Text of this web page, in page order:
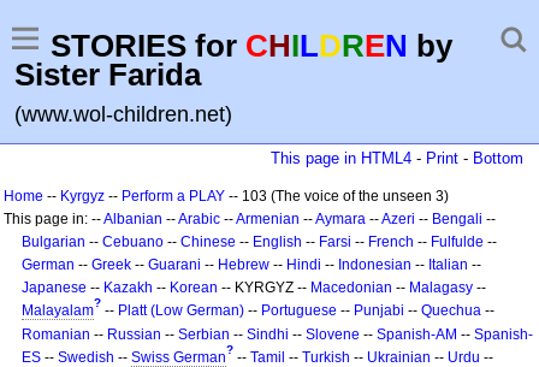
STORIES for CHILDREN by
Sister Farida
(www.wol-children.net)
This page in HTML4 - Print - Bottom
Home -- Kyrgyz -- Perform a PLAY -- 103 (The voice of the unseen 3)
This page in: --Albanian --Arabic --Armenian --Aymara --Azeri -- Bengali --
Bulgarian -- Cebuano -- Chinese -- English -- Farsi -- French -- Fulfulde --
German -- Greek -- Guarani -- Hebrew -- Hindi -- Indonesian -- Italian --
Japanese -- Kazakh -- Korean -- KYRGYZ -- Macedonian -- Malagasy --
Malayalam? -- Platt (Low German) -- Portuguese -- Punjabi -- Quechua --
Romanian -- Russian -- Serbian -- Sindhi -- Slovene -- Spanish-AM -- Spanish-
ES -- Swedish -- Swiss German? -- Tamil -- Turkish -- Ukrainian -- Urdu --